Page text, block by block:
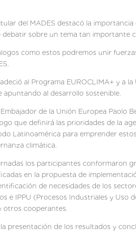
del MADES destacó la
sobre un tema tan importante
como estos podremos unir
al Programa EUROCLIMA+ y a
apuntando al desarrollo sostenible.
de la Unión Europea Paolo
que definirá las prioridades de la
Latinoamérica para emprender
climática.
los participantes conformaron
en la propuesta de
de necesidades de los
e IPPU (Procesos Industriales y
otros cooperantes.
presentación de los resultados y